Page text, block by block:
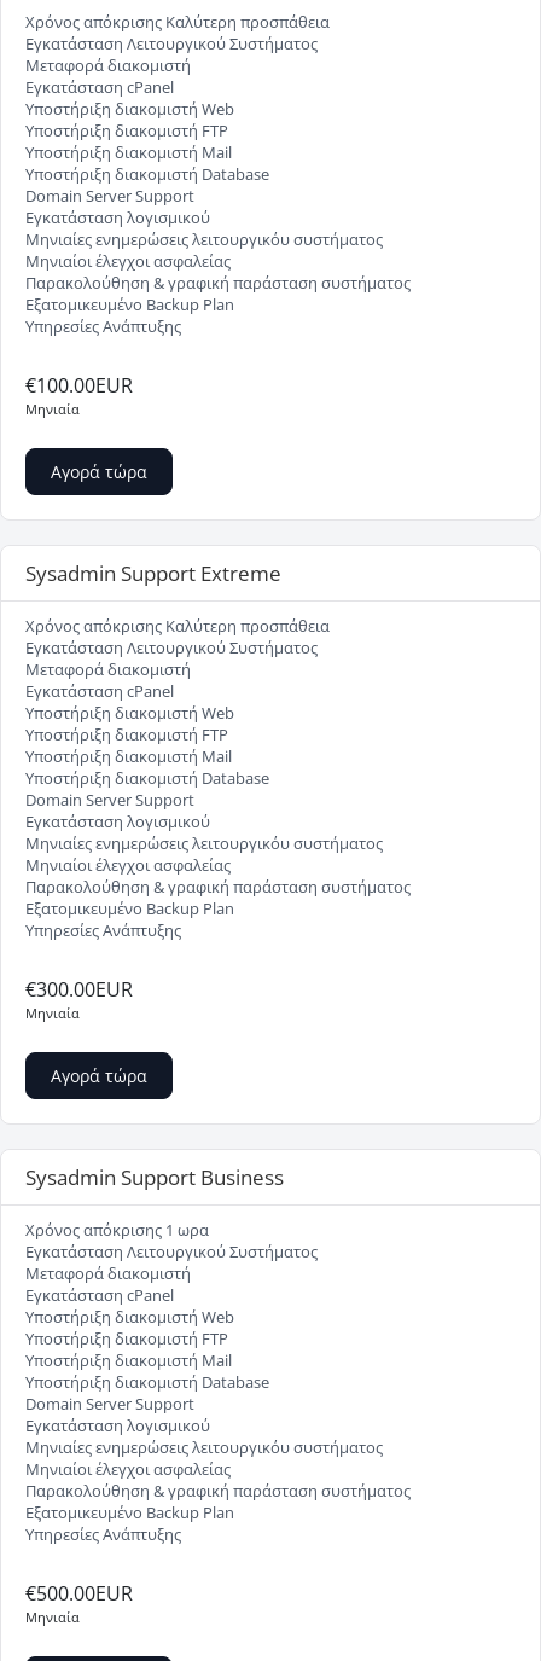
Χρόνος απόκρισης Καλύτερη προσπάθεια
Εγκατάσταση Λειτουργικού Συστήματος
Μεταφορά διακομιστή
Εγκατάσταση cPanel
Υποστήριξη διακομιστή Web
Υποστήριξη διακομιστή FTP
Υποστήριξη διακομιστή Mail
Υποστήριξη διακομιστή Database
Domain Server Support
Εγκατάσταση λογισμικού
Μηνιαίες ενημερώσεις λειτουργικόυ συστήματος
Μηνιαίοι έλεγχοι ασφαλείας
Παρακολούθηση & γραφική παράσταση συστήματος
Εξατομικευμένο Backup Plan
Υπηρεσίες Ανάπτυξης
€100.00EUR
Μηνιαία
Αγορά τώρα
Sysadmin Support Extreme
Χρόνος απόκρισης Καλύτερη προσπάθεια
Εγκατάσταση Λειτουργικού Συστήματος
Μεταφορά διακομιστή
Εγκατάσταση cPanel
Υποστήριξη διακομιστή Web
Υποστήριξη διακομιστή FTP
Υποστήριξη διακομιστή Mail
Υποστήριξη διακομιστή Database
Domain Server Support
Εγκατάσταση λογισμικού
Μηνιαίες ενημερώσεις λειτουργικόυ συστήματος
Μηνιαίοι έλεγχοι ασφαλείας
Παρακολούθηση & γραφική παράσταση συστήματος
Εξατομικευμένο Backup Plan
Υπηρεσίες Ανάπτυξης
€300.00EUR
Μηνιαία
Αγορά τώρα
Sysadmin Support Business
Xρόνος απόκρισης 1 ωρα
Εγκατάσταση Λειτουργικού Συστήματος
Μεταφορά διακομιστή
Εγκατάσταση cPanel
Υποστήριξη διακομιστή Web
Υποστήριξη διακομιστή FTP
Υποστήριξη διακομιστή Mail
Υποστήριξη διακομιστή Database
Domain Server Support
Εγκατάσταση λογισμικού
Μηνιαίες ενημερώσεις λειτουργικόυ συστήματος
Μηνιαίοι έλεγχοι ασφαλείας
Παρακολούθηση & γραφική παράσταση συστήματος
Εξατομικευμένο Backup Plan
Υπηρεσίες Ανάπτυξης
€500.00EUR
Μηνιαία